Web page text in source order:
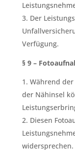
Der
Verfügung.
§ 9 –
Während
der Nähinsel
Diesen